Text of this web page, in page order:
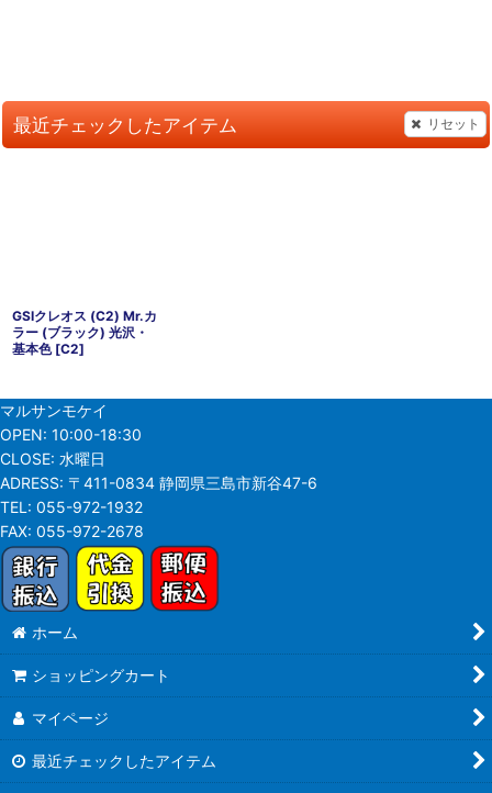
最近チェックしたアイテム リセット
GSIクレオス (C2) Mr.カ
ラー (ブラック) 光沢・
基本色 [C2]
マルサンモケイ
OPEN: 10:00-18:30
CLOSE: 水曜日
ADRESS: 〒411-0834 静岡県三島市新谷47-6
TEL: 055-972-1932
FAX: 055-972-2678
ホーム
ショッピングカート
マイページ
最近チェックしたアイテム